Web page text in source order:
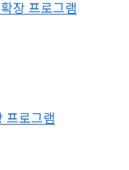
장 프로그램
로그램